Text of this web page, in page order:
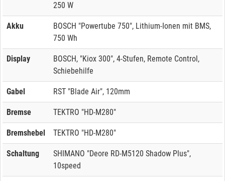
250 W
Akku
BOSCH "Powertube 750", Lithium-Ionen mit BMS,
750 Wh
Display
BOSCH, "Kiox 300", 4-Stufen, Remote Control,
Schiebehilfe
Gabel RST "Blade Air", 120mm
Bremse TEKTRO "HD-M280"
Bremshebel TEKTRO "HD-M280"
Schaltung
SHIMANO "Deore RD-M5120 Shadow Plus",
10speed